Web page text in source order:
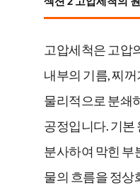
고압세척은 고압
내부의 기름, 찌
물리적으로 분쇄
공정입니다. 기본
분사하여 막힌 부
물의 흐름을 정상